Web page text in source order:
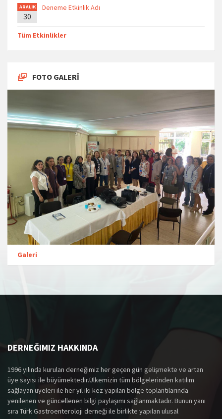
ARALIK
30
Deneme Etkinlik Adı
Tüm Etkinlikler
FOTO GALERİ
Galeri
DERNEĞIMIZ HAKKINDA
1996 yılında kurulan derneğimiz her geçen gün gelişmekte ve artan
üye sayısı ile büyümektedir.Ülkemizin tüm bölgelerinden katılım
sağlayan üyeleri ile her yıl iki kez yapılan bölge toplantılarında
yenilenen ve güncellenen bilgi paylaşımı sağlanmaktadır. Bunun yanı
sıra Türk Gastroenteroloji derneği ile birlikte yapılan ulusal